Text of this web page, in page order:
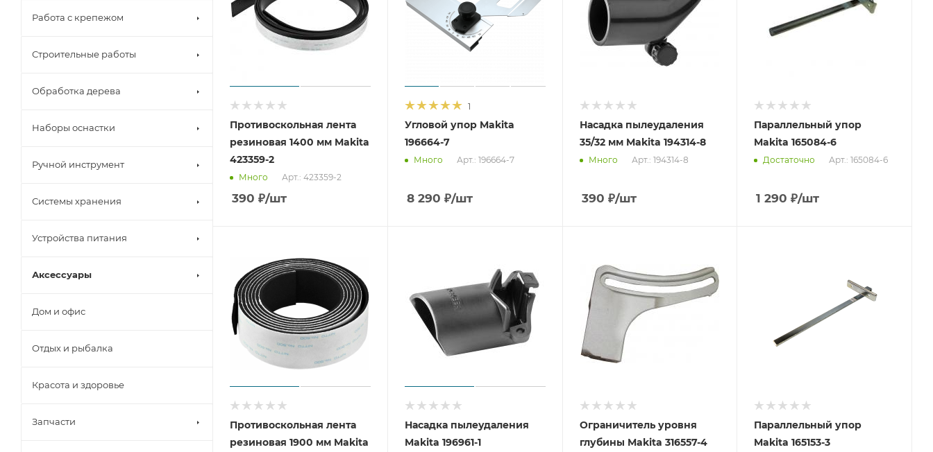
Противоскольная лента
резиновая 1400 мм Makita
423359-2
Много Арт.: 423359-2
390 ₽/шт
1
Угловой упор Makita
196664-7
Много Арт.: 196664-7
8 290 ₽/шт
Насадка пылеудаления
35/32 мм Makita 194314-8
Много Арт.: 194314-8
390 ₽/шт
Параллельный упор
Makita 165084-6
Достаточно Арт.: 165084-6
1 290 ₽/шт
Противоскольная лента
резиновая 1900 мм Makita
Насадка пылеудаления
Makita 196961-1
Ограничитель уровня
глубины Makita 316557-4
Параллельный упор
Makita 165153-3
Работа с крепежом
Строительные работы
Обработка дерева
Наборы оснастки
Ручной инструмент
Системы хранения
Устройства питания
Аксессуары
Дом и офис
Отдых и рыбалка
Красота и здоровье
Запчасти